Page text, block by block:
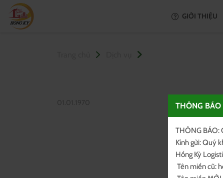
GIỚI THIỆU
THÔNG
THÔNG BÁO:
Kính gửi: Quý
Hồng Kỳ